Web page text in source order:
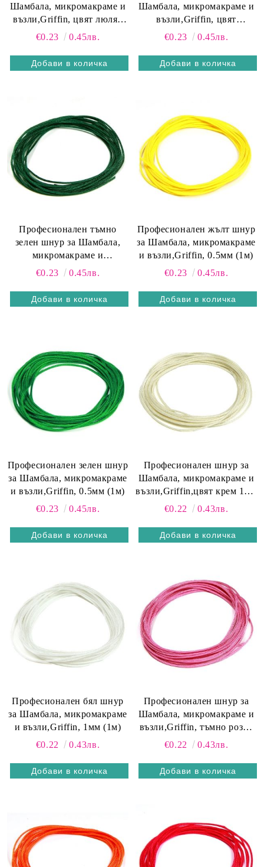
Шамбала, микромакраме и
възли,Griffin, цвят люляк
0.5мм (1м)
€0.23 0.45лв.
Шамбала, микромакраме и
възли,Griffin, цвят
портокал 0.5мм (1м)
€0.23 0.45лв.
Професионален тъмно
зелен шнур за Шамбала,
микромакраме и
възли,Griffin, 0.5мм (1м)
€0.23 0.45лв.
Професионален жълт шнур
за Шамбала, микромакраме
и възли,Griffin, 0.5мм (1м)
€0.23
0.45лв.
Професионален зелен шнур
за Шамбала, микромакраме
и възли,Griffin, 0.5мм (1м)
€0.23
0.45лв.
Професионален шнур за
Шамбала, микромакраме и
възли,Griffin,цвят крем 1мм
(1м)
€0.22 0.43лв.
Професионален бял шнур
за Шамбала, микромакраме
и възли,Griffin, 1мм (1м)
€0.22
0.43лв.
Професионален шнур за
Шамбала, микромакраме и
възли,Griffin, тъмно розов
1мм (1м)
€0.22 0.43лв.